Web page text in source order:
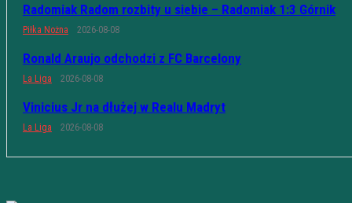
Radomiak Radom rozbity u siebie – Radomiak 1:3 Górnik
Piłka Nożna 2026-08-08
Ronald Araujo odchodzi z FC Barcelony
La Liga 2026-08-08
Vinicius Jr na dłużej w Realu Madryt
La Liga 2026-08-08